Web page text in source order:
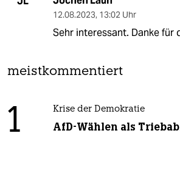
12.08.2023, 13:02 Uhr
Sehr interessant. Danke für
meistkommentiert
1 Krise der Demokratie
AfD-Wählen als